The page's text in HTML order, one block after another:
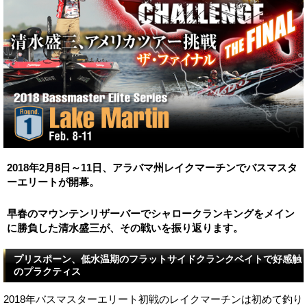
2018年2月8日～11日、アラバマ州レイクマーチンでバスマスタ
ーエリートが開幕。
早春のマウンテンリザーバーでシャロークランキングをメイン
に勝負した清水盛三が、その戦いを振り返ります。
プリスポーン、低水温期のフラットサイドクランクベイトで好感触
のプラクティス
2018年バスマスターエリート初戦のレイクマーチンは初めて釣り